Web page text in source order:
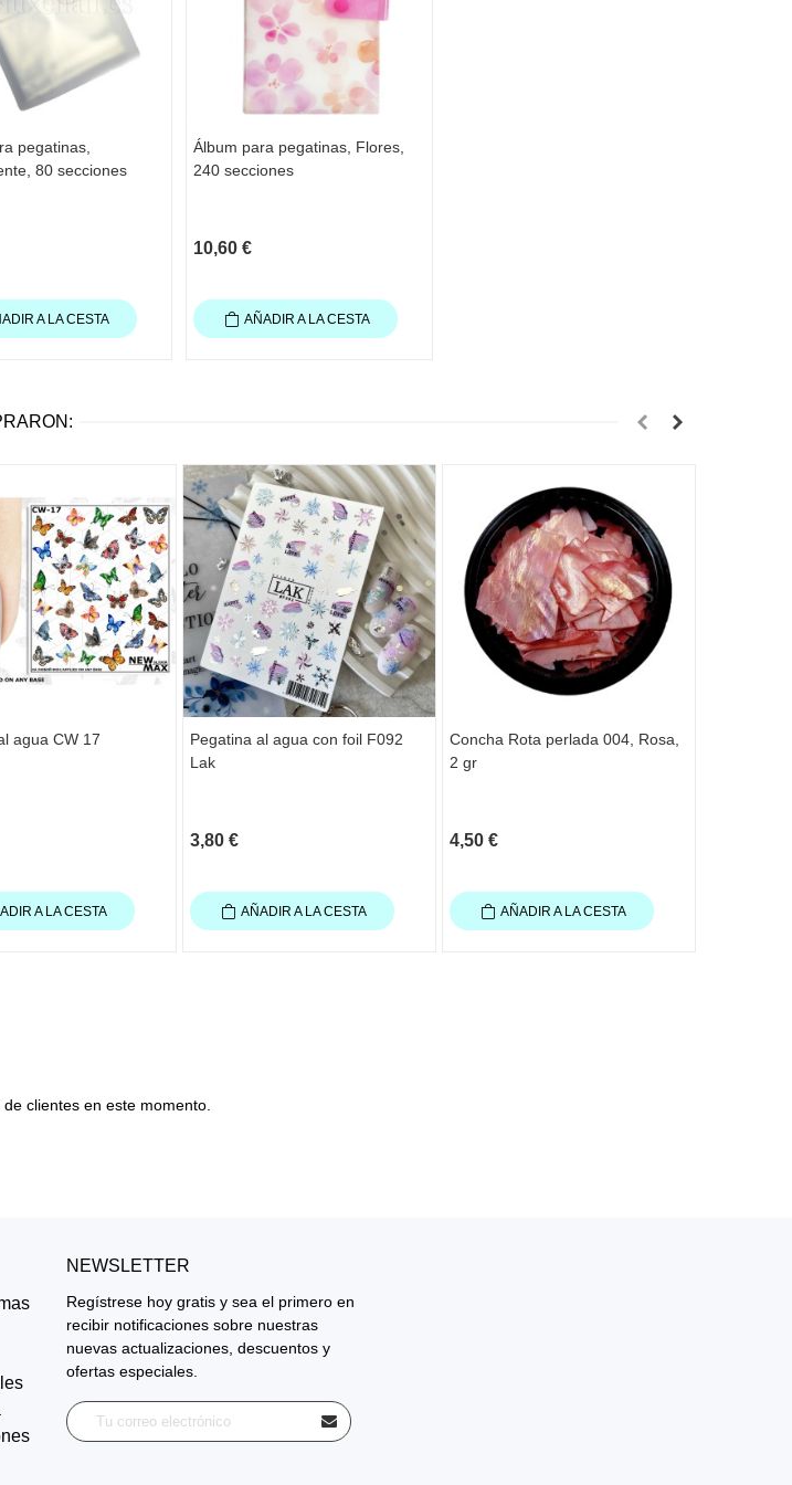
pegatinas,
80 secciones
A LA CESTA
Álbum para pegatinas, Flores,
240 secciones
10,60 €
AÑADIR A LA CESTA
agua CW 17
A LA CESTA
Pegatina al agua con foil F092
Lak
3,80 €
AÑADIR A LA CESTA
Concha Rota perlada 004, Rosa,
2 gr
4,50 €
AÑADIR A LA CESTA
clientes en este momento.
NEWSLETTER
Regístrese hoy gratis y sea el primero en
recibir notificaciones sobre nuestras
nuevas actualizaciones, descuentos y
ofertas especiales.